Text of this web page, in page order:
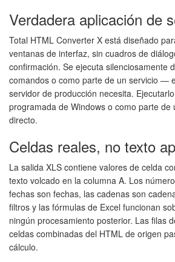
Verdadera aplicación de
Total HTML Converter X está diseñado
ventanas de interfaz, sin cuadros de
confirmación. Se ejecuta silenciosamente
comandos o como parte de un servicio —
servidor de producción necesita.
programada de Windows o como parte de
directo.
Celdas reales, no texto
La salida XLS contiene valores de celda
texto volcado en la columna A. Los
fechas son fechas, las cadenas son
filtros y las fórmulas de Excel funcionan
ningún procesamiento posterior. Las filas
celdas combinadas del HTML de origen
cálculo.